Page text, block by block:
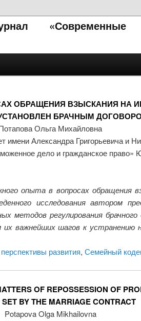
«Современные
ОБРАЩЕНИЯ ВЗЫСКАНИЯ НА
БРАЧНЫМ
Ольга Михайловна
имени Александра Григорьевича и
дело и гражданское право»
опыта в вопросах обращения
исследования автором
регулирования брачного
важнейших шагов к
перспективы развития, Семейный
OF REPOSSESSION OF
BY THE MARRIAGE CONTRACT
Potapova Olga Mikhailovna